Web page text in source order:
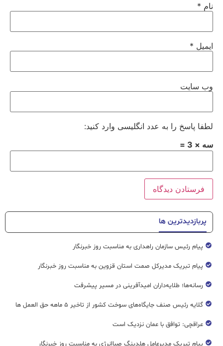
نام *
ایمیل *
وب‌ سایت
لطفا پاسخ را به عدد انگلیسی وارد کنید:
سه × 3 =
پربازدیدترین ها
پیام رئیس سازمان راهداری به مناسبت روز خبرنگار
پیام تبریک مدیرکل صمت استان قزوین به مناسبت روز خبرنگار
رسانه‌ها؛ طلایه‌داران امیدآفرینی در مسیر پیشرفت
گلایه رئیس صنف جایگاه‌های سوخت کشور از تاخیر ۵ ماهه حق العمل ها
عراقچی: توافق با عمان نزدیک است